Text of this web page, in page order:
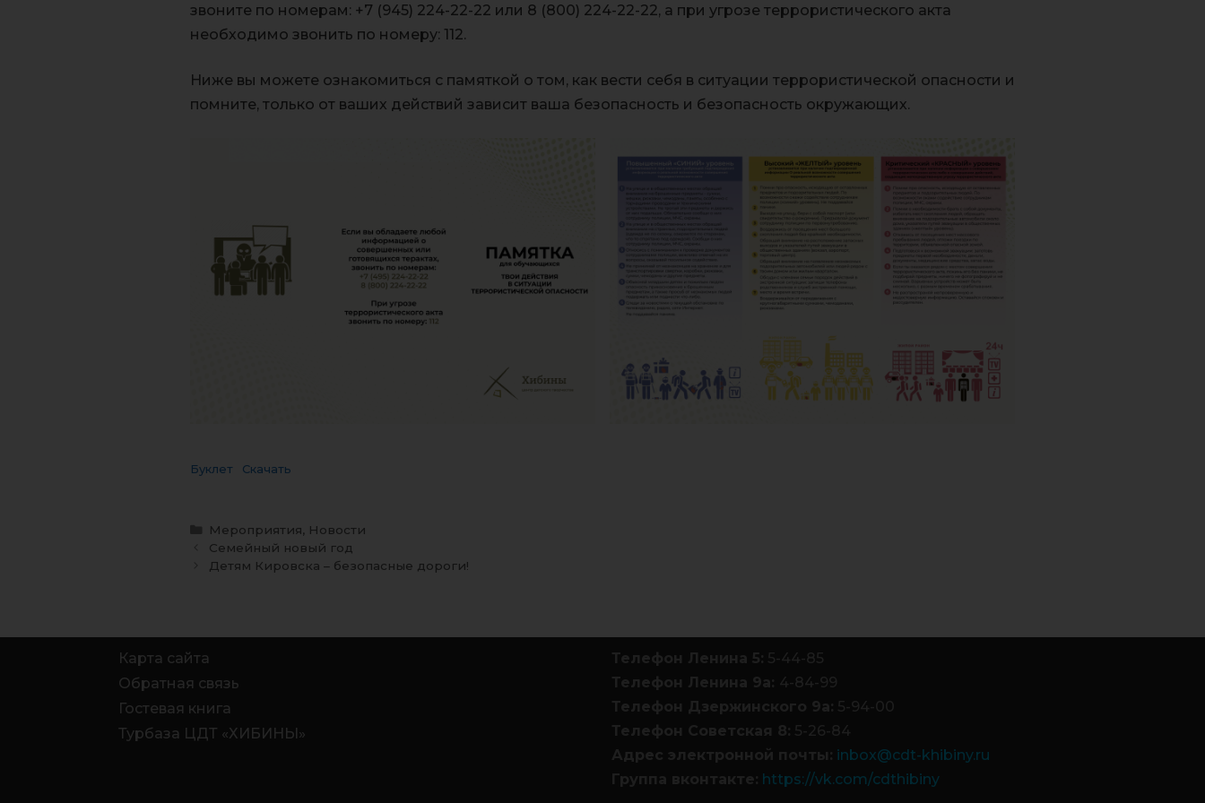
звоните по номерам: +7 (945) 224-22-22 или 8 (800) 224-22-22, а при угрозе террористического акта
необходимо звонить по номеру: 112.
Ниже вы можете ознакомиться с памяткой о том, как вести себя в ситуации террористической опасности и
помните, только от ваших действий зависит ваша безопасность и безопасность окружающих.
Буклет Скачать
Мероприятия
Новости
Семейный новый год
Детям Кировска – безопасные дороги!
Карта сайта
Обратная связь
Гостевая книга
Турбаза ЦДТ «ХИБИНЫ»
inbox@cdt-khibiny.ru
https://vk.com/cdthibiny